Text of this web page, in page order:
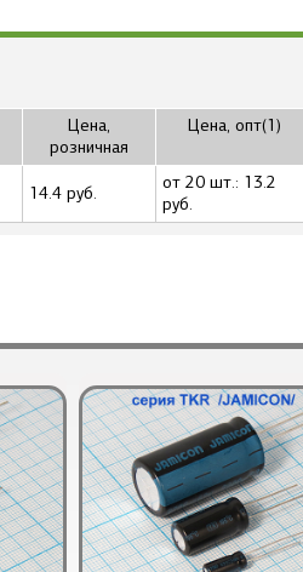
Цена,
розничная
Цена, опт(1)
14.4 руб.
от 20 шт.: 13.2
руб.